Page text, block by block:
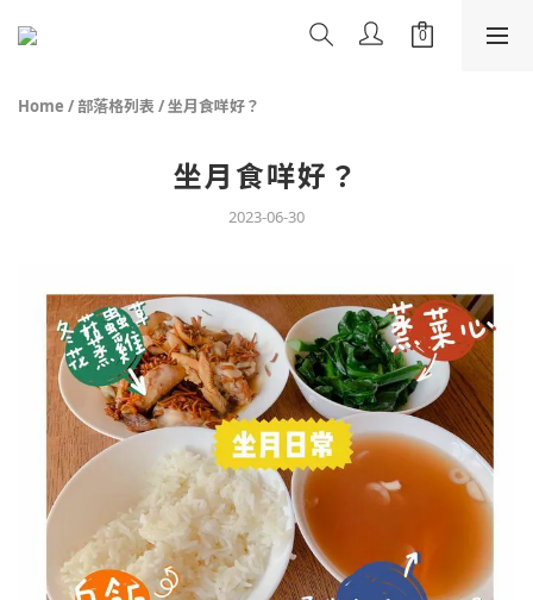
Home / 部落格列表 /坐月食咩好？
坐月食咩好？
2023-06-30